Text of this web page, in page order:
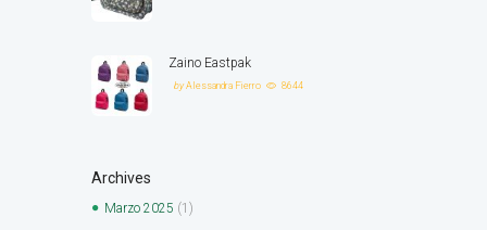
Zaino Eastpak
byAlessandra Fierro 8644
Archives
Marzo 2025 (1)